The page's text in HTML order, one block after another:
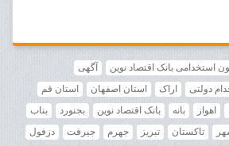
استخدامی بانک اقتصاد نوین
آگهی
دولتی اراک استان اصفهان
استان قم
اهواز بانه بانک اقتصاد نوین بجنورد
بناب
تاکستان تبریز جهرم جیرفت
دزفول